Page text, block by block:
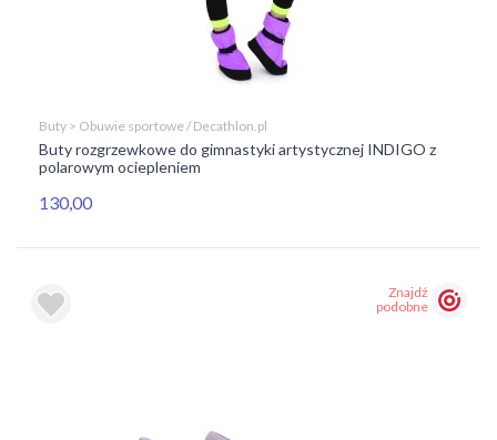
Buty > Obuwie sportowe / Decathlon.pl
Buty rozgrzewkowe do gimnastyki artystycznej INDIGO z
polarowym ociepleniem
130,00
Znajdź
podobne